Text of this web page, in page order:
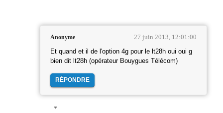
Anonyme 27 juin 2013, 12:01:00
Et quand et il de l'option 4g pour le lt28h oui oui g
bien dit lt28h (opérateur Bouygues Télécom)
RÉPONDRE